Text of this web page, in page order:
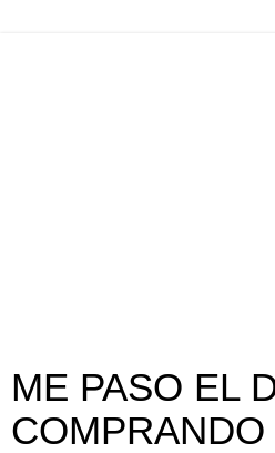
ME PASO EL
COMPRANDO